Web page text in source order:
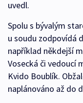
uvedl.
Spolu s bývalým
u soudu zodpovídá
například někdejší
Vosecká či vedoucí
Kvido Boublík.
naplánováno až do